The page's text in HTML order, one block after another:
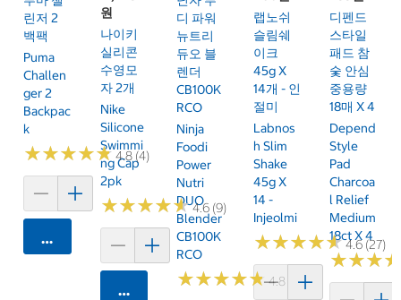
린저 2
백팩
Puma
Challen
Ger 2
Backpac
K
★★★★★
★★★★★4.8 (4)
카트에 담기
원
나이키
실리콘
수영모
자 2개
Nike
Silicone
Swimmi
Ng Cap
2pk
★★★★★
★★★★★4.6 (9)
카트에 담기
디 파워
뉴트리
듀오 블
렌더
CB100K
RCO
Ninja
Foodi
Power
Nutri
DUO
Blender
CB100K
RCO
★★★★★
★★★★★4.8 (250)
랩노쉬
슬림쉐
이크
45g X
14개 - 인
절미
Labnos
H Slim
Shake
45g X
14 -
Injeolmi
★★★★★
★★★★★4.6 (27)
디펜드
스타일
패드 참
숯 안심
중용량
18매 X 4
Depend
Style
Pad
Charcoa
L Relief
Medium
18ct X 4
★★★
★★★